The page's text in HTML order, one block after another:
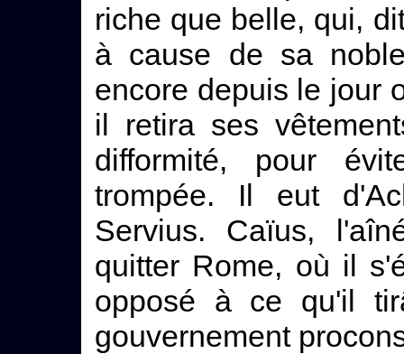
riche que belle, qui,
à cause de sa
encore depuis le jour
il retira ses
difformité, pour
trompée. Il eut
Servius. Caïus,
quitter Rome, où il
opposé à ce qu'il
gouvernement